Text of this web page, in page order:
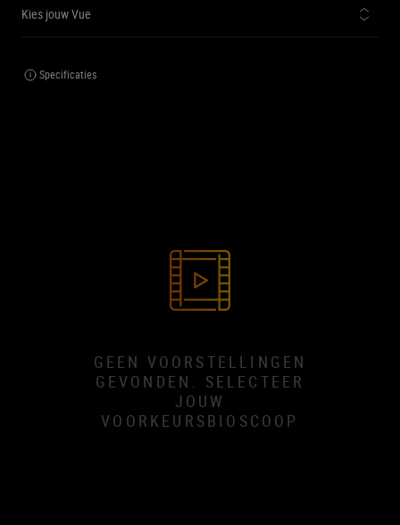
Kies jouw Vue
Specificaties
GEEN VOORSTELLINGEN
GEVONDEN. SELECTEER
JOUW
VOORKEURSBIOSCOOP